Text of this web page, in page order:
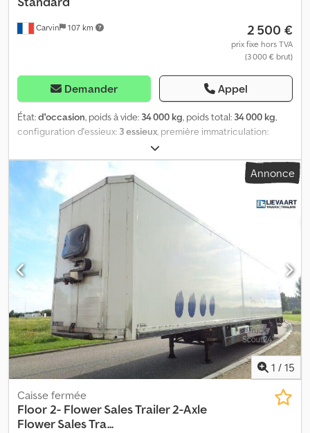
Carvin 107 km 2 500 €
prix fixe hors TVA
(3 000 € brut)
Demander Appel
État:d'occasion, poids à vide: 34 000 kg, poids total: 34 000 kg,
configuration d'essieux: 3 essieux, première immatriculation:
, longueur de l'espace de chargement:
largeur de l’espace de chargement:2 480 mm, hauteur de
l'espace de chargement:2 700 mm
, volume de l'espace de
chargement:
91 m³, suspension:air
, Année de construction: 2006, Poids à vide: 34000kg, Poids
total admissible: 34000kg, Espace de charge (L L H): 13.620 mm x
2.480 mm x 2.700 mmLa taille du pneu: 385/65 R22.5, Volume
espace de charge: 91 m³, 1er essieu: , 2ème essieu: , 3ème essieu: ,
Suspension pneumatique, Vous trouverez un aperçu de tous nos
véhicules disponibles sur notre site web . Besoin d’un
financement ? Nous proposons des financements individualisés,
ainsi que du full-service ou un service télématique.Nous serons
heureux de vous conseiller personnellement. Dsdpfxszrrqco Ag
Ijck
Annonce
1 / 15
Caisse fermée
Floor2- Flower Sales Trailer 2-Axle
Flower Sales Tra...